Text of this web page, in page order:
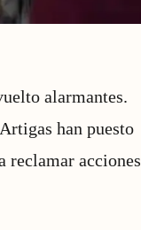
alarmantes.
han puesto
reclamar acciones